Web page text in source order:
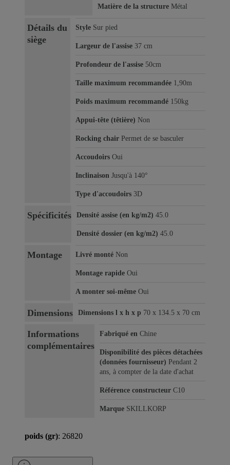
Matière de la structure Métal
Détails du
siège
Style Sur pied
Largeur de l'assise 37 cm
Profondeur de l'assise 50cm
Taille maximum recommandée 1,90m
Poids maximum recommandé 150kg
Appui-tête (têtière) Non
Rocking chair Permet de se basculer
Accoudoirs Oui
Inclinaison Jusqu'à 140°
Type d'accoudoirs 3D
Spécificités Densité assise (en kg/m2) 45.0
Densité dossier (en kg/m2) 45.0
Montage Livré monté Non
Montage rapide Oui
A monter soi-même Oui
Dimensions Dimensions l x h x p 70 x 134.5 x 70 cm
Informations
complémentaires
Fabriqué en Chine
Disponibilité des pièces détachées
(données fournisseur) Pendant 2
ans, à compter de la date d'achat
Référence constructeur C10
Marque SKILLKORP
poids (gr): 26820